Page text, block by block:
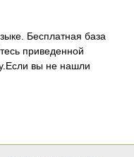
Бесплатная база
приведенной
вы не нашли